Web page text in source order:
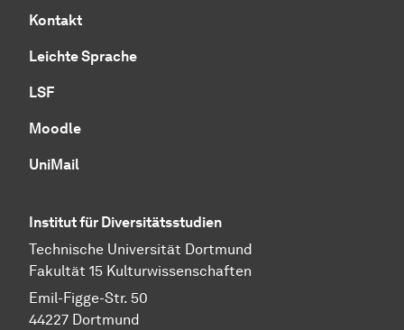
Kontakt
Leichte Sprache
LSF
Moodle
UniMail
Institut für Diversitätsstudien
Technische Universität Dortmund
Fakultät 15 Kulturwissenschaften
Emil-Figge-Str. 50
44227 Dortmund